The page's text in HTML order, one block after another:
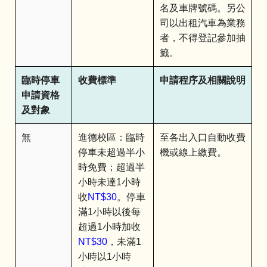
名及車牌號碼。另公
司以出租汽車為業務
者，不得登記參加抽
籤。
臨時停車
申請資格
及對象
收費標準 申請程序及相關說明
無
進德校區：臨時
停車未超過半小
時免費；超過半
小時未達1小時
收NT$30。停車
滿1小時以後每
超過1小時加收
NT$30 ，未滿1
小時以1小時
至各出入口自動收費
機或線上繳費。